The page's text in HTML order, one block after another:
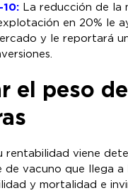
La reducción de la
en 20% le
y le reportará
el peso
rentabilidad viene
de vacuno que llega a
y mortalidad e